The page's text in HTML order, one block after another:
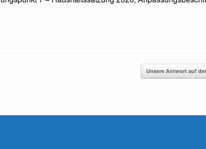
Unsere Antwort auf